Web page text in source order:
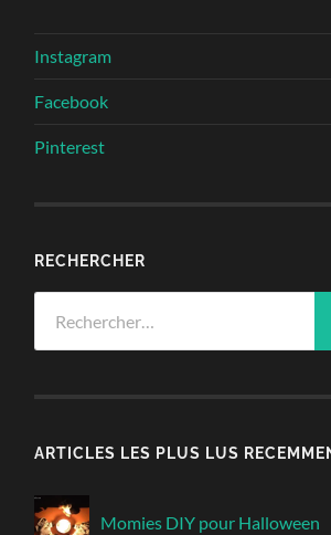
Instagram
Facebook
Pinterest
RECHERCHER
ARTICLES LES PLUS LUS
Momies DIY pour Halloween